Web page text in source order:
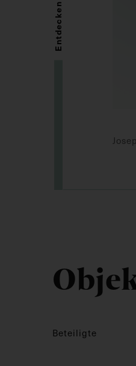
Entdecken
Beteiligte